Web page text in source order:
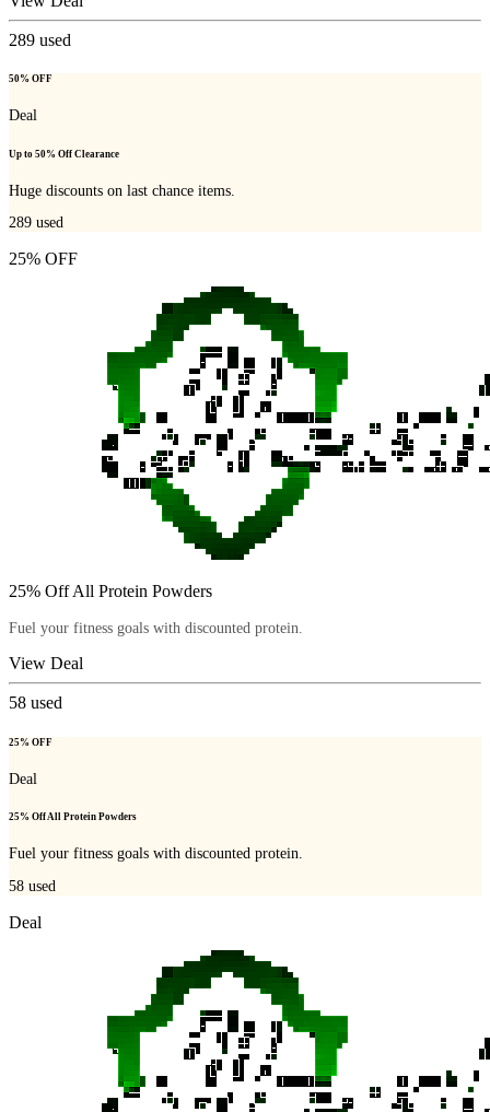
289 used
50% OFF
Deal
Up to 50% Off Clearance
Huge discounts on last chance items.
289 used
25% OFF
25% Off All Protein Powders
Fuel your fitness goals with discounted protein.
View Deal
58 used
25% OFF
Deal
25% Off All Protein Powders
Fuel your fitness goals with discounted protein.
58 used
Deal